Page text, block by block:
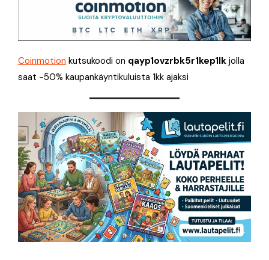
Coinmotion kutsukoodi on qayp1ovzrbk5r1kep1lk jolla
saat -50% kaupankäyntikuluista 1kk ajaksi